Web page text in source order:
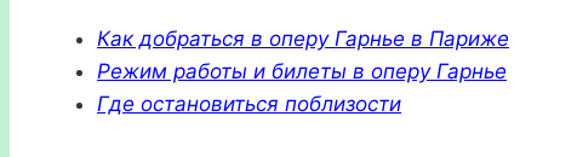
Как добраться в оперу Гарнье в Париже
Режим работы и билеты в оперу Гарнье
Где остановиться поблизости